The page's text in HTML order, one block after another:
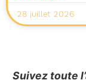
28 juillet 2026
Suivez toute